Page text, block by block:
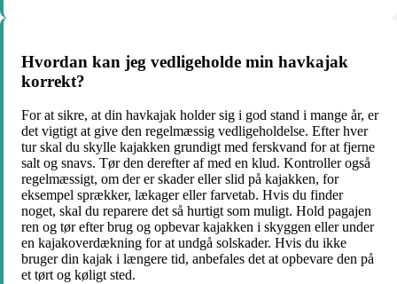
Hvordan kan jeg vedligeholde min havkajak
korrekt?
For at sikre, at din havkajak holder sig i god stand i mange år, er
det vigtigt at give den regelmæssig vedligeholdelse. Efter hver
tur skal du skylle kajakken grundigt med ferskvand for at fjerne
salt og snavs. Tør den derefter af med en klud. Kontroller også
regelmæssigt, om der er skader eller slid på kajakken, for
eksempel sprækker, lækager eller farvetab. Hvis du finder
noget, skal du reparere det så hurtigt som muligt. Hold pagajen
ren og tør efter brug og opbevar kajakken i skyggen eller under
en kajakoverdækning for at undgå solskader. Hvis du ikke
bruger din kajak i længere tid, anbefales det at opbevare den på
et tørt og køligt sted.